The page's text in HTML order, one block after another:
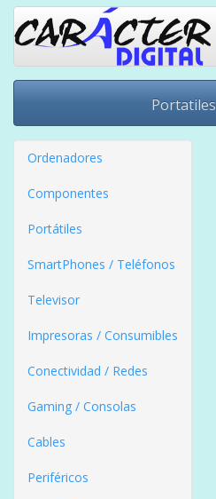
Portatiles
Ordenadores
Componentes
Portátiles
SmartPhones / Teléfonos
Televisor
Impresoras / Consumibles
Conectividad / Redes
Gaming / Consolas
Cables
Periféricos